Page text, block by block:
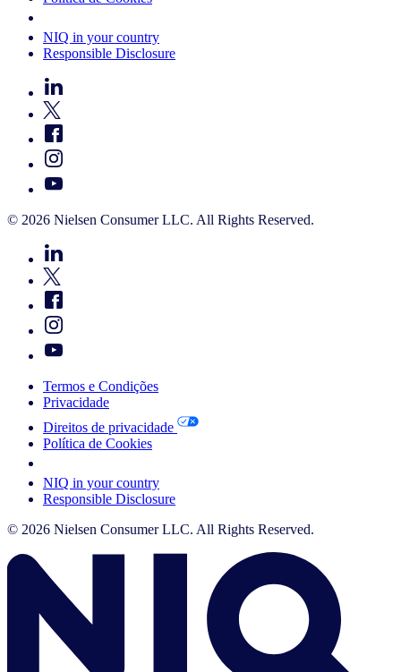
NIQ in your country
Responsible Disclosure
© 2026 Nielsen Consumer LLC. All Rights Reserved.
Termos e Condições
Privacidade
Direitos de privacidade
Política de Cookies
NIQ in your country
Responsible Disclosure
© 2026 Nielsen Consumer LLC. All Rights Reserved.